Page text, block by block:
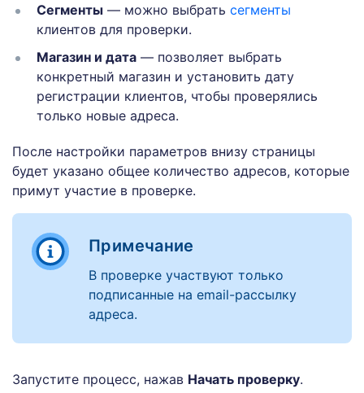
Сегменты — можно выбрать сегменты
клиентов для проверки.
Магазин и дата — позволяет выбрать
конкретный магазин и установить дату
регистрации клиентов, чтобы проверялись
только новые адреса.
После настройки параметров внизу страницы
будет указано общее количество адресов, которые
примут участие в проверке.
Примечание
В проверке участвуют только
подписанные на email-рассылку
адреса.
Запустите процесс, нажав Начать проверку.